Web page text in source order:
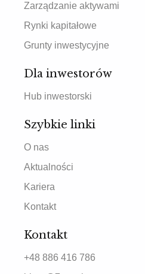
Zarządzanie aktywami
Rynki kapitałowe
Grunty inwestycyjne
Dla inwestorów
Hub inwestorski
Szybkie linki
O nas
Aktualności
Kariera
Kontakt
Kontakt
+48 886 416 786